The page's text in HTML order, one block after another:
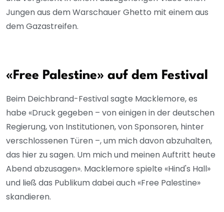
Jungen aus dem Warschauer Ghetto mit einem aus
dem Gazastreifen.
«Free Palestine» auf dem Festival
Beim Deichbrand-Festival sagte Macklemore, es
habe «Druck gegeben – von einigen in der deutschen
Regierung, von Institutionen, von Sponsoren, hinter
verschlossenen Türen –, um mich davon abzuhalten,
das hier zu sagen. Um mich und meinen Auftritt heute
Abend abzusagen». Macklemore spielte «Hind's Hall»
und ließ das Publikum dabei auch «Free Palestine»
skandieren.